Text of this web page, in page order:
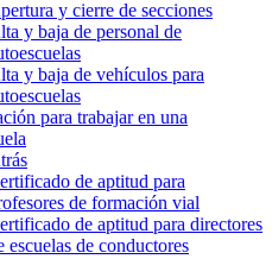
y cierre de secciones
y baja de personal de
y baja de vehículos para
para trabajar en una
de aptitud para
de formación vial
de aptitud para directores
escuelas de conductores